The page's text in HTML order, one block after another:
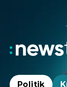
Politik